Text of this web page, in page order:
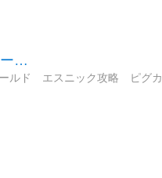
ー…
ルド エスニック攻略 ピグカ